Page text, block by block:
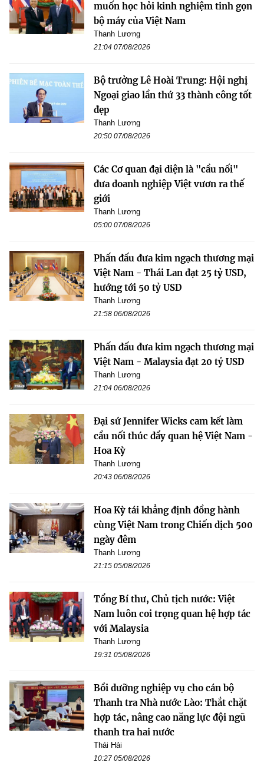
muốn học hỏi kinh nghiệm tinh gọn
bộ máy của Việt Nam
Thanh Lương
21:04 07/08/2026
Bộ trưởng Lê Hoài Trung: Hội nghị
Ngoại giao lần thứ 33 thành công tốt
đẹp
Thanh Lương
20:50 07/08/2026
Các Cơ quan đại diện là "cầu nối"
đưa doanh nghiệp Việt vươn ra thế
giới
Thanh Lương
05:00 07/08/2026
Phấn đấu đưa kim ngạch thương mại
Việt Nam - Thái Lan đạt 25 tỷ USD,
hướng tới 50 tỷ USD
Thanh Lương
21:58 06/08/2026
Phấn đấu đưa kim ngạch thương mại
Việt Nam - Malaysia đạt 20 tỷ USD
Thanh Lương
21:04 06/08/2026
Đại sứ Jennifer Wicks cam kết làm
cầu nối thúc đẩy quan hệ Việt Nam -
Hoa Kỳ
Thanh Lương
20:43 06/08/2026
Hoa Kỳ tái khẳng định đồng hành
cùng Việt Nam trong Chiến dịch 500
ngày đêm
Thanh Lương
21:15 05/08/2026
Tổng Bí thư, Chủ tịch nước: Việt
Nam luôn coi trọng quan hệ hợp tác
với Malaysia
Thanh Lương
19:31 05/08/2026
Bồi dưỡng nghiệp vụ cho cán bộ
Thanh tra Nhà nước Lào: Thắt chặt
hợp tác, nâng cao năng lực đội ngũ
thanh tra hai nước
Thái Hải
10:27 05/08/2026